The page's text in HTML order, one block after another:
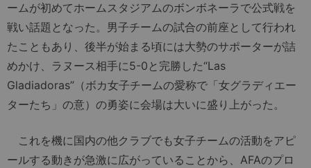
ームが初めてホームスタジアムのボンボネーラで公式戦を
戦い話題となった。男子チームの試合の前座として行われ
たこともあり、後半が始まる頃には大勢のサポーターが詰
めかけ、ラヌース相手に5-0と完勝した“Las
Gladiadoras”（ボカ女子チームの愛称で「女グラディエー
ターたち」の意）の勇姿に会場は大いに盛り上がった。
これを機に国内の他クラブでも女子チームの活動をアピ
ールする動きが急激に広がっていることから、AFAのプロ